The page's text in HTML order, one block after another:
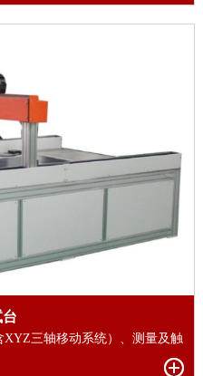
三轴移动系统）、测量及触